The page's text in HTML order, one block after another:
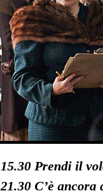
15.30 Prendi il
21.30 C’è ancora